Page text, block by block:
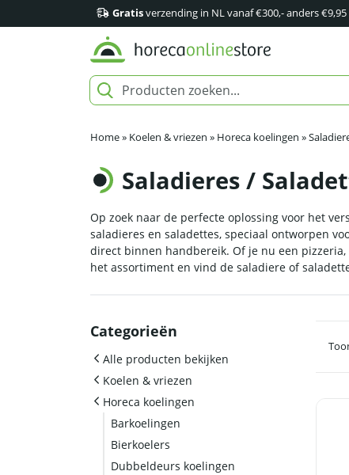
Gratisverzending in NL vanaf €300,- anders €9,95
Home» Koelen & vriezen » Horeca koelingen »
Saladieres /
Op zoek naar de perfecte oplossing voor het
saladieres en saladettes, speciaal ontworpen
direct binnen handbereik. Of je nu een
het assortiment en vind de saladiere of
Categorieën
Alle producten bekijken
Koelen & vriezen
Horeca koelingen
Barkoelingen
Bierkoelers
Dubbeldeurs koelingen